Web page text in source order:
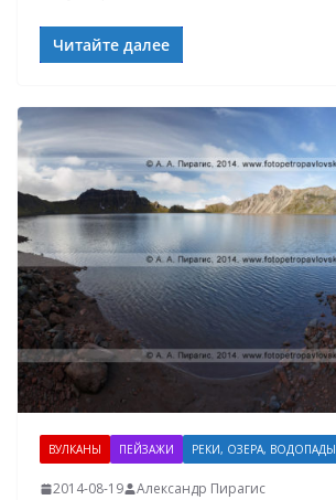
Читайте далее
ВУЛКАНЫ ПЕЙЗАЖИ РЕКИ, ОЗЕРА, ВОДОПАДЫ
2014-08-19 Александр Пирагис